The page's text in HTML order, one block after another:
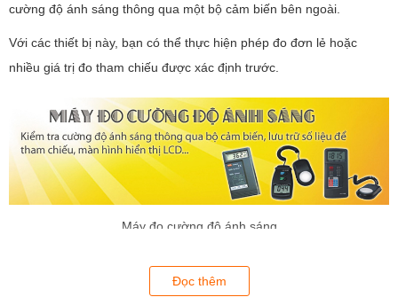
cường độ ánh sáng thông qua một bộ cảm biến bên ngoài.
Với các thiết bị này, bạn có thể thực hiện phép đo đơn lẻ hoặc
nhiều giá trị đo tham chiếu được xác định trước.
Máy đo cường độ ánh sáng
và bạn có thể xem trực tiếp qua màn hình LCD kích cỡ lớn.Ngoài
Đọc thêm